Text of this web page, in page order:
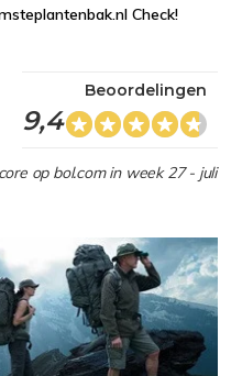
Check!
9,4
Beoordelingen
op bol.com in week 27 - juli